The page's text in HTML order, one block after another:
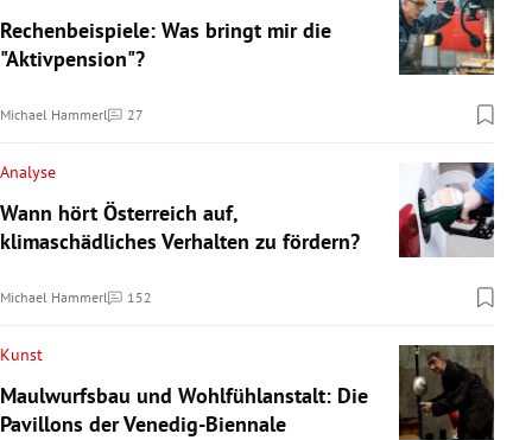
Rechenbeispiele: Was bringt mir die
"Aktivpension"?
Michael Hammerl 27
Kommentare
Analyse
Wann hört Österreich auf,
klimaschädliches Verhalten zu fördern?
Michael Hammerl 152
Kommentare
Kunst
Maulwurfsbau und Wohlfühlanstalt: Die
Pavillons der Venedig-Biennale